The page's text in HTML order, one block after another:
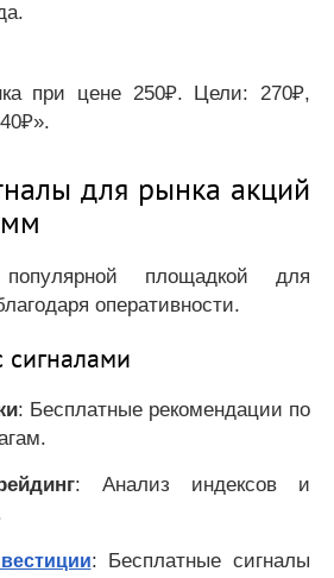
при цене 250₽. Цели: 270₽,
для рынка акций
площадкой для
оперативности.
: Бесплатные рекомендации по
: Анализ индексов и
: Бесплатные сигналы